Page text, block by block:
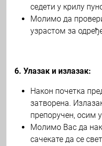
седети у крилу
Молимо да
узрастом за
6. Улазак и излазак:
Након почетка
затворена.
препоручен, осим
Молимо Вас да
сачекате да се